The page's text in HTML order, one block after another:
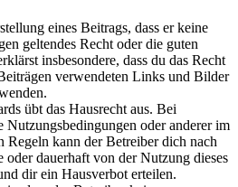
eines Beitrags, dass er keine
geltendes Recht oder die guten
insbesondere, dass du das Recht
verwendeten Links und Bilder
übt das Hausrecht aus. Bei
Nutzungsbedingungen oder anderer im
Regeln kann der Betreiber dich nach
oder dauerhaft von der Nutzung dieses
dir ein Hausverbot erteilen.